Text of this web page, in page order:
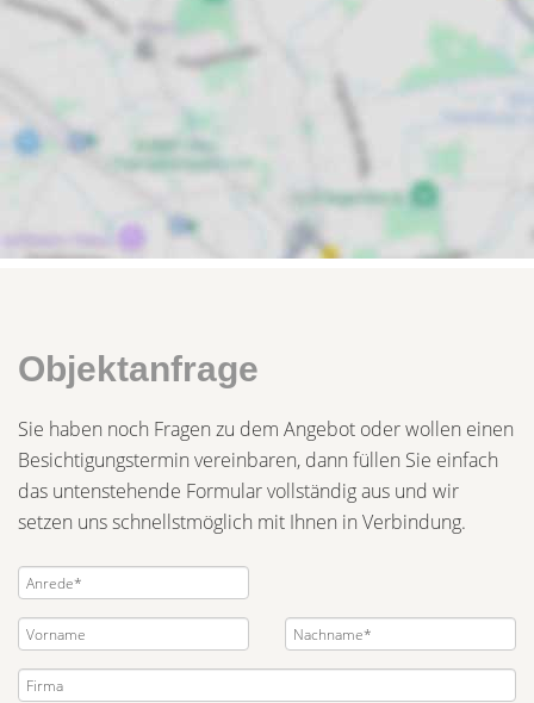
Objektanfrage
Sie haben noch Fragen zu dem Angebot oder wollen einen
Besichtigungstermin vereinbaren, dann füllen Sie einfach
das untenstehende Formular vollständig aus und wir
setzen uns schnellstmöglich mit Ihnen in Verbindung.